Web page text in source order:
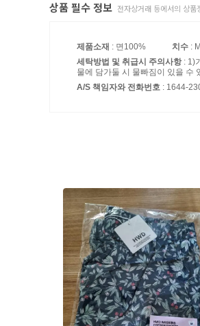
상품 필수 정보 전자상거래 등에서의 상품
제품소재 : 면100% 치수 :
세탁방법 및 취급시 주의사항: 1)
물에 담가둘 시 물빠짐이 있을 수
A/S 책임자와 전화번호 : 1644-